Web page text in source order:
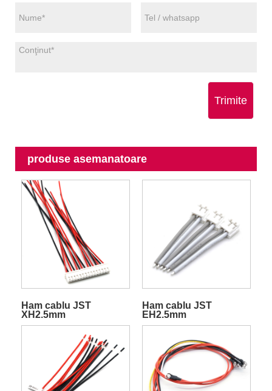
Trimite
produse asemanatoare
Ham cablu JST
XH2.5mm
Ham cablu JST
EH2.5mm